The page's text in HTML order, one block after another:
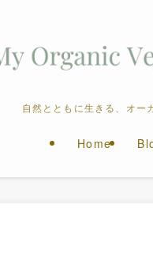
自然とともに生きる、オー
Home